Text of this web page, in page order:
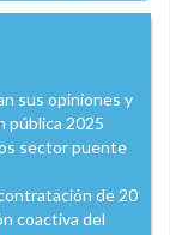
sus opiniones y
pública 2025
sector puente
de 20
coactiva del